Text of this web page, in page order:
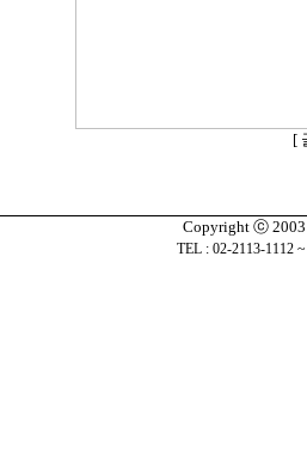
[
Copyright ⓒ 2003
TEL : 02-2113-1112